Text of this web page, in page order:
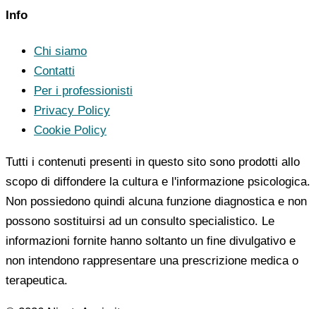
Info
Chi siamo
Contatti
Per i professionisti
Privacy Policy
Cookie Policy
Tutti i contenuti presenti in questo sito sono prodotti allo
scopo di diffondere la cultura e l'informazione psicologica.
Non possiedono quindi alcuna funzione diagnostica e non
possono sostituirsi ad un consulto specialistico. Le
informazioni fornite hanno soltanto un fine divulgativo e
non intendono rappresentare una prescrizione medica o
terapeutica.